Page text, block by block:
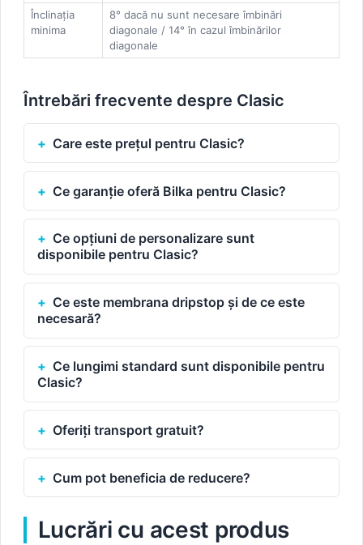
Înclinația
minima
8° dacă nu sunt necesare îmbinări
diagonale / 14° în cazul îmbinărilor
diagonale
Întrebări frecvente despre Clasic
Care este prețul pentru Clasic?
Ce garanție oferă Bilka pentru Clasic?
Ce opțiuni de personalizare sunt
disponibile pentru Clasic?
Ce este membrana dripstop și de ce este
necesară?
Ce lungimi standard sunt disponibile pentru
Clasic?
Oferiți transport gratuit?
Cum pot beneficia de reducere?
Lucrări cu acest produs